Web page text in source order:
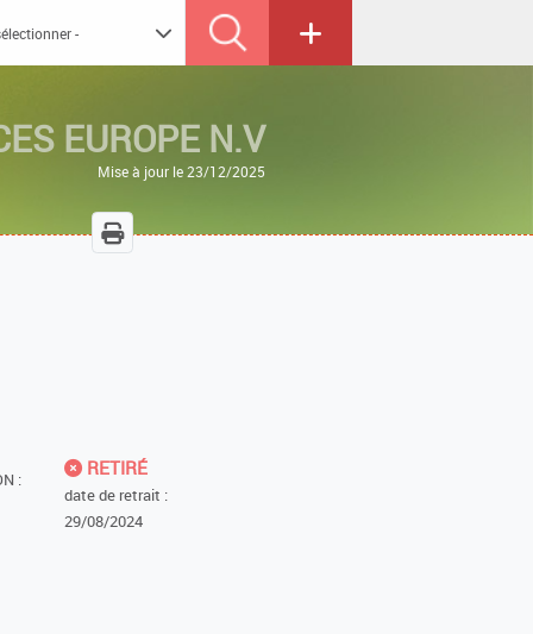
EUROPE N.V
Mise à jour le 23/12/2025
:
RETIRÉ
date de retrait :
29/08/2024